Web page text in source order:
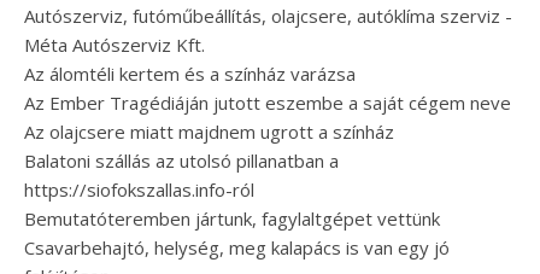
Autószerviz, futóműbeállítás, olajcsere, autóklíma szerviz -
Méta Autószerviz Kft.
Az álomtéli kertem és a színház varázsa
Az Ember Tragédiáján jutott eszembe a saját cégem neve
Az olajcsere miatt majdnem ugrott a színház
Balatoni szállás az utolsó pillanatban a
https://siofokszallas.info-ról
Bemutatóteremben jártunk, fagylaltgépet vettünk
Csavarbehajtó, helység, meg kalapács is van egy jó